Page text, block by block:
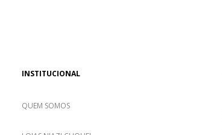
INSTITUCIONAL
QUEM SOMOS